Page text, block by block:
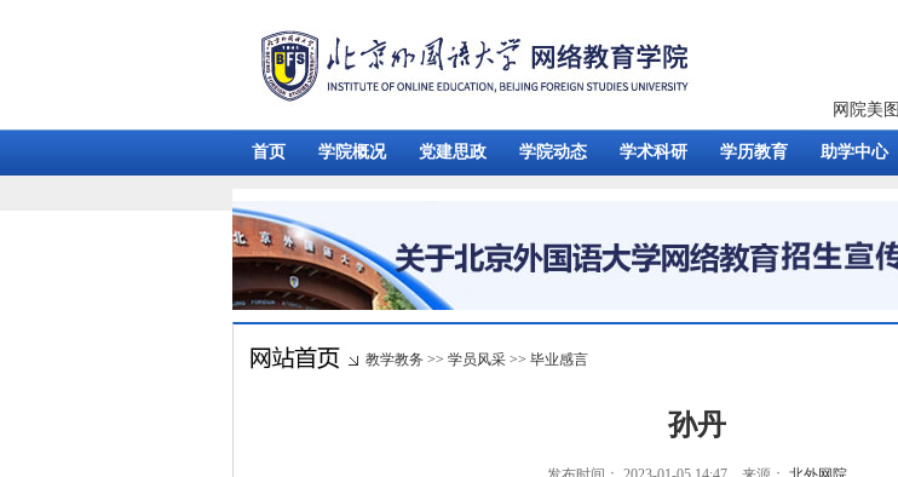
网院美图
首页 学院概况 党建思政 学院动态 学术科研 学历教育 助学中心
教学教务 >> 学员风采 >> 毕业感言
孙丹